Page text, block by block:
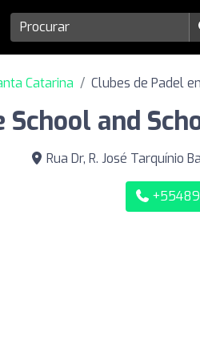
Catarina Clubes de Padel
and
Rua Dr, R. José Tarquínio